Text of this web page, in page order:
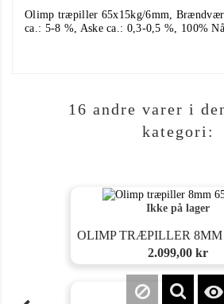
Olimp træpiller 65x15kg/6mm,
ca.: 5-8 %, Aske ca.: 0,3-0,5 %, 100%
16 andre varer i
kategori:
Ikke på lager
OLIMP TRÆPILLER 8MM
Pris
2.099,00 kr
